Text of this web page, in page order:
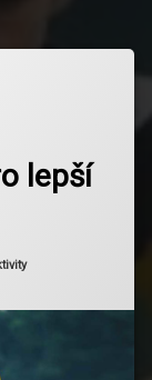
lepší
2024